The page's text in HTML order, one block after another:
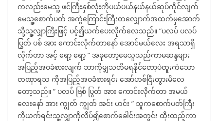
ကလည်းမေသူ့ ဖင်ကြီးနှစ်လုံးကိုပယ်ပယ်နယ်နယ်ဆုပ်ကိုင်လျက်
မေသူ့စောက်ပတ် အကွဲကြောင်းကြီးတလျှောက်အထက်မှအောက်
သို့သူ့လျှာကြီးဖြင့် ပင့်၍ယက်ပေးလိုက်လေသည်။ “ပလပ် ပလပ်
ပြွတ် ပစ် အား ကောင်းလိုက်တာနော် အောင်မယ်လေး အရသာရှိ
လိုက်တာ အင့် ရော့ ရော့ ” အခုတော့မေသူသည်ကာမဆန္ဒများ
အပြည့်အဝခံစားလျက် ဘာကိုမျှသတိမရနိုင်တော့ပဲထူးကဲသော
တဏှာရသ ကိုအပြည့်အဝခံစားရင်း အော်ဟစ်ငြီးတွားမိလေ
တော့သည်။ ” ပလပ် ဗြစ် ပြွတ် အား ကောင်းလိုက်တာ အမယ်
လေးနော် အား ကျွတ် ကျွတ် အင်း ဟင်း ” သူကစောက်ပတ်ကြီး
ကိုယက်ရင်းသူ့လျှာကိုလိပ်၍စောက်ခေါင်းအတွင်း ထိုးထည့်ကာ